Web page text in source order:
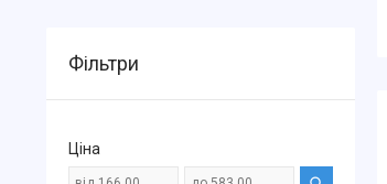
Фільтри
Ціна